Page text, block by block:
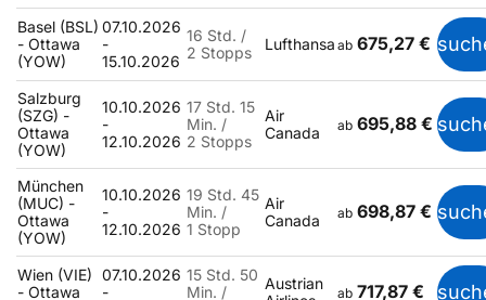
Basel (BSL)
- Ottawa
(YOW)
07.10.2026
-
15.10.2026
16 Std. /
2 Stopps
Lufthansa ab 675,27 €
Salzburg
(SZG) -
Ottawa
(YOW)
10.10.2026
-
12.10.2026
17 Std. 15
Min. /
2 Stopps
Air
Canada
ab 695,88 €
München
(MUC) -
Ottawa
(YOW)
10.10.2026
-
12.10.2026
19 Std. 45
Min. /
1 Stopp
Air
Canada
ab 698,87 €
Wien (VIE)
- Ottawa
07.10.2026
-
15 Std. 50
Min. /
Austrian
ab 717,87 €